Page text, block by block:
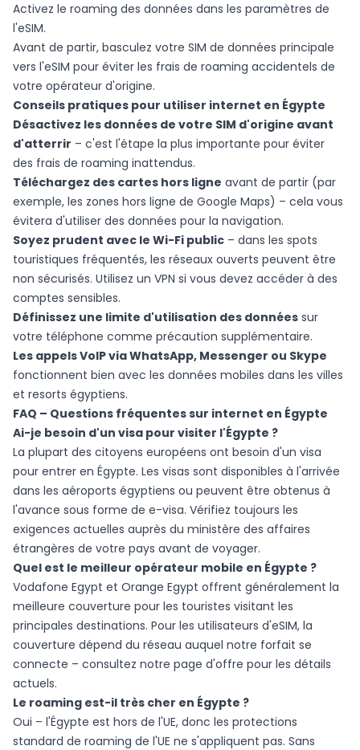
Activez le roaming des données dans les paramètres de
l'eSIM.
Avant de partir, basculez votre SIM de données principale
vers l'eSIM pour éviter les frais de roaming accidentels de
votre opérateur d'origine.
Conseils pratiques pour utiliser internet en Égypte
Désactivez les données de votre SIM d'origine avant
d'atterrir – c'est l'étape la plus importante pour éviter
des frais de roaming inattendus.
Téléchargez des cartes hors ligne avant de partir (par
exemple, les zones hors ligne de Google Maps) – cela vous
évitera d'utiliser des données pour la navigation.
Soyez prudent avec le Wi-Fi public – dans les spots
touristiques fréquentés, les réseaux ouverts peuvent être
non sécurisés. Utilisez un VPN si vous devez accéder à des
comptes sensibles.
Définissez une limite d'utilisation des données sur
votre téléphone comme précaution supplémentaire.
Les appels VoIP via WhatsApp, Messenger ou Skype
fonctionnent bien avec les données mobiles dans les villes
et resorts égyptiens.
FAQ – Questions fréquentes sur internet en Égypte
Ai-je besoin d'un visa pour visiter l'Égypte ?
La plupart des citoyens européens ont besoin d'un visa
pour entrer en Égypte. Les visas sont disponibles à l'arrivée
dans les aéroports égyptiens ou peuvent être obtenus à
l'avance sous forme de e-visa. Vérifiez toujours les
exigences actuelles auprès du ministère des affaires
étrangères de votre pays avant de voyager.
Quel est le meilleur opérateur mobile en Égypte ?
Vodafone Egypt et Orange Egypt offrent généralement la
meilleure couverture pour les touristes visitant les
principales destinations. Pour les utilisateurs d'eSIM, la
couverture dépend du réseau auquel notre forfait se
connecte – consultez notre page d'offre pour les détails
actuels.
Le roaming est-il très cher en Égypte ?
Oui – l'Égypte est hors de l'UE, donc les protections
standard de roaming de l'UE ne s'appliquent pas. Sans